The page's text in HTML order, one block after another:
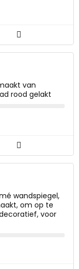
van
rood gelakt
wandspiegel,
om op te
voor